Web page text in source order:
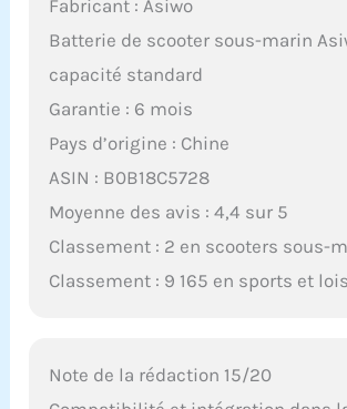
Fabricant : Asiwo
Batterie de scooter sous-marin
capacité standard
Garantie : 6 mois
Pays d’origine : Chine
ASIN : B0B18C5728
Moyenne des avis : 4,4 sur 5
Classement : 2 en scooters sous-
Classement : 9 165 en sports et
Note de la rédaction 15/20